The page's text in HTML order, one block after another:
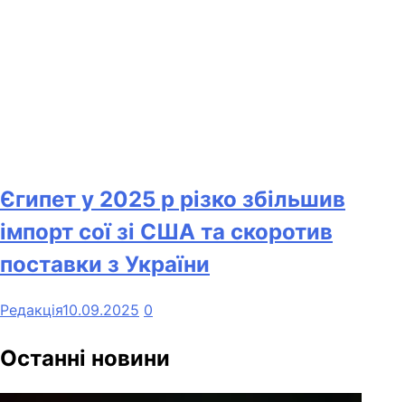
Єгипет у 2025 р різко збільшив
імпорт сої зі США та скоротив
поставки з України
Редакція10.09.2025 0
Останні новини